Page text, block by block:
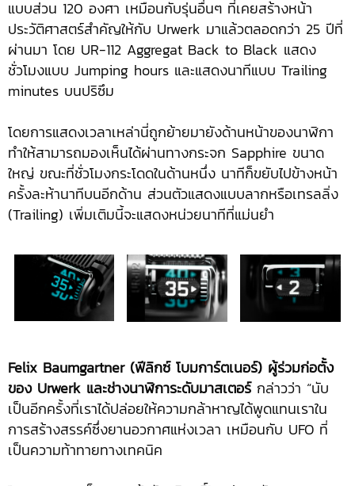
แบบส่วน 120 องศา เหมือนกับรุ่นอื่นๆ ที่เคยสร้างหน้า
ประวัติศาสตร์สำคัญให้กับ Urwerk มาแล้วตลอดกว่า 25 ปีที่
ผ่านมา โดย UR-112 Aggregat Back to Black แสดง
ชั่วโมงแบบ Jumping hours และแสดงนาทีแบบ Trailing
minutes บนปริซึม
โดยการแสดงเวลาเหล่านี่ถูกย้ายมายังด้านหน้าของนาฬิกา
ทำให้สามารถมองเห็นได้ผ่านทางกระจก Sapphire ขนาด
ใหญ่ ขณะที่ชั่วโมงกระโดดในด้านหนึ่ง นาทีก็ขยับไปข้างหน้า
ครั้งละห้านาทีบนอีกด้าน ส่วนตัวแสดงแบบลากหรือเทรลลิ่ง
(Trailing) เพิ่มเติมนี้จะแสดงหน่วยนาทีที่แม่นยำ
Felix Baumgartner (ฟีลิกซ์ โบมการ์ตเนอร์) ผู้ร่วมก่อตั้ง
ของ Urwerk และช่างนาฬิการะดับมาสเตอร์กล่าวว่า “นับ
เป็นอีกครั้งที่เราได้ปล่อยให้ความกล้าหาญได้พูดแทนเราใน
การสร้างสรรค์ซึ่งยานอวกาศแห่งเวลา เหมือนกับ UFO ที่
เป็นความท้าทายทางเทคนิค